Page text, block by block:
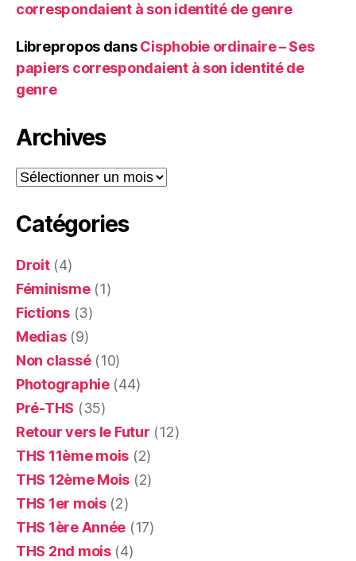
correspondaient à son identité de genre
Librepropos dansCisphobie ordinaire – Ses
papiers correspondaient à son identité de
genre
Archives
Archives
Catégories
Droit(4)
Féminisme(1)
Fictions(3)
Medias(9)
Non classé(10)
Photographie(44)
Pré-THS (35)
Retour vers le Futur (12)
THS 11ème mois (2)
THS 12ème Mois (2)
THS 1er mois(2)
THS 1ère Année (17)
THS 2nd mois(4)